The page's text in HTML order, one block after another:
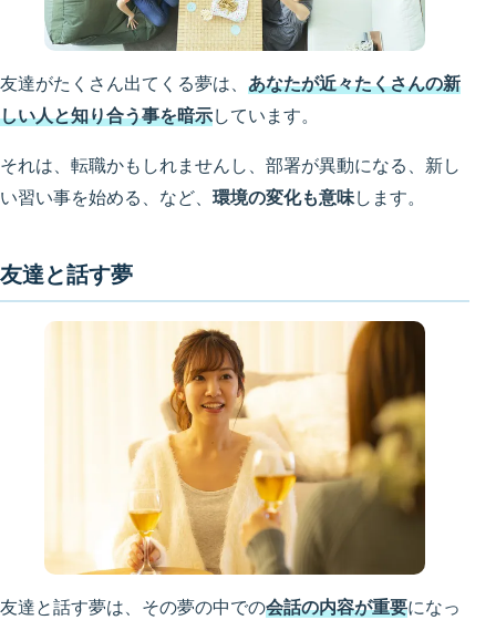
友達がたくさん出てくる夢は、 あなたが近々たくさんの新
しい人と知り合う事を暗示しています。
それは、転職かもしれませんし、部署が異動になる、新し
い習い事を始める、など、 環境の変化も意味します。
友達と話す夢
友達と話す夢は、その夢の中での会話の内容が重要になっ